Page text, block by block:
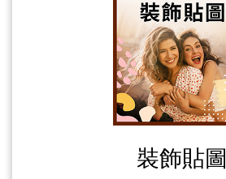
裝飾貼圖